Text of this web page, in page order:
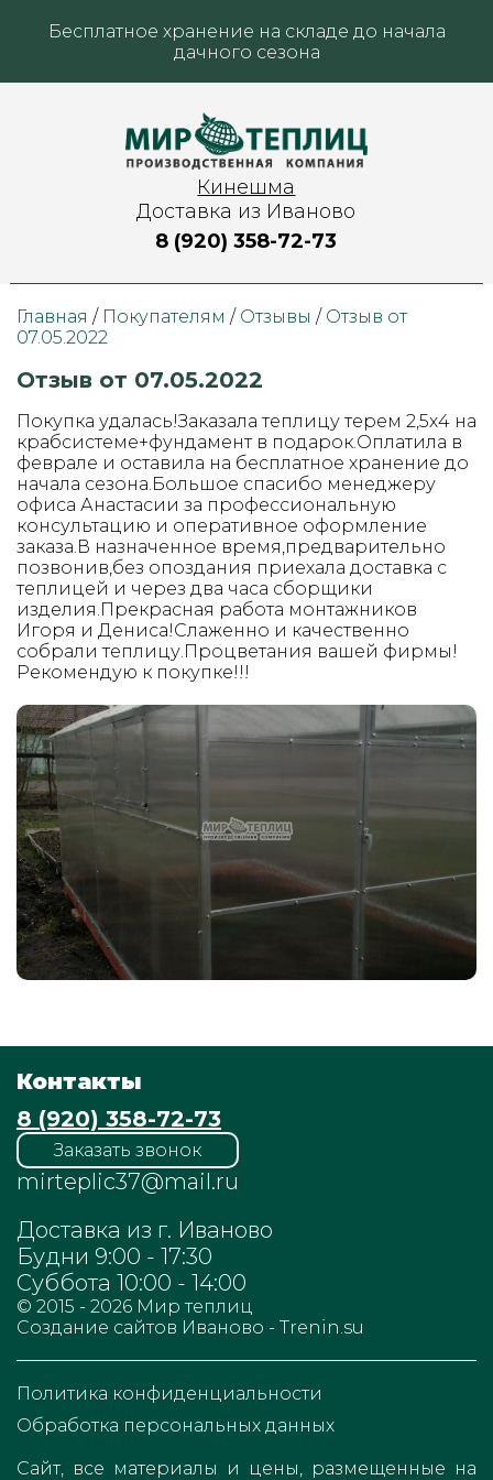
Бесплатное хранение на складе до начала
дачного сезона
Кинешма
Доставка из Иваново
8 (920) 358-72-73
Главная / Покупателям / Отзывы / Отзыв от
07.05.2022
Отзыв от 07.05.2022
Покупка удалась!Заказала теплицу терем 2,5х4 на
крабсистеме+фундамент в подарок.Оплатила в
феврале и оставила на бесплатное хранение до
начала сезона.Большое спасибо менеджеру
офиса Анастасии за профессиональную
консультацию и оперативное оформление
заказа.В назначенное время,предварительно
позвонив,без опоздания приехала доставка с
теплицей и через два часа сборщики
изделия.Прекрасная работа монтажников
Игоря и Дениса!Слаженно и качественно
собрали теплицу.Процветания вашей фирмы!
Рекомендую к покупке!!!
Контакты
8 (920) 358-72-73
Заказать звонок
mirteplic37@mail.ru
Доставка из г. Иваново
Будни 9:00 - 17:30
Суббота 10:00 - 14:00
© 2015 - 2026 Мир теплиц
Cоздание сайтов Иваново - Trenin.su
Политика конфиденциальности
Обработка персональных данных
Сайт, все материалы и цены, размещенные на